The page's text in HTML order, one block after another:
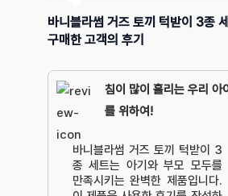
바니블라썸 거즈 토끼 턱받이 3종
구매한 고객의 후기
침이 많이 흘리는 우리 아
를 위하여!
바니블라썸 거즈 토끼 턱받이 3
종 세트는 아기와 부모 모두를
만족시키는 완벽한 제품입니다.